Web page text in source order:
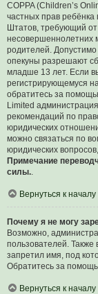
COPPA (Children’s
частных прав
Штатов, требующий
несовершеннолетних
родителей. Допустимо
опекуны разрешают
младше 13 лет. Если
регистрирующемуся
обратитесь за
Limited
рекомендаций по
юридических
можно связаться по
юридических
Примечание
силы..
Вернуться к началу
Почему я не могу
Возможно,
пользователей.
запретил имя, под
Обратитесь за
Вернуться к началу